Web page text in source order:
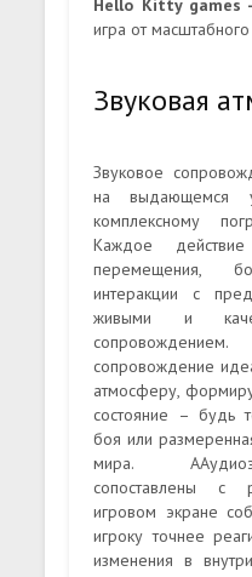
Hello Kitty games
игра от
Звуковая
Звуковое
на выдающемся
комплексному
Каждое
перемещения,
интеракции с
живыми и
сопровождение
атмосферу,
состояние – будь
боя или
мира.
сопоставлены с
игровом экране
игроку точнее
изменения в